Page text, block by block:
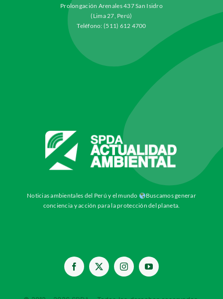
Prolongación Arenales 437 San Isidro
(Lima 27, Perú)
Teléfono: (511) 612 4700
Noticias ambientales del Perú y el mundo
Buscamos generar
conciencia y acción para la protección del planeta.